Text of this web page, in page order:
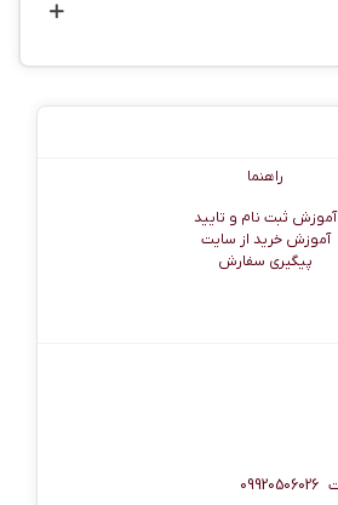
راهنما
آموزش ثبت نام و تایید
آموزش خرید از سایت
پیگیری سفارش